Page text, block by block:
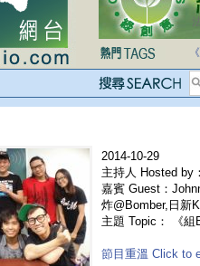
2014-10-29
主持人 Hosted by
嘉賓 Guest：
炸@Bomber,日新
主題 Topic： 《組
節目重溫 Click to